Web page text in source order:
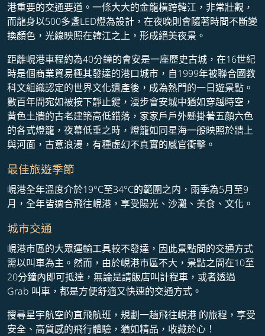
港重要的交通要道。一條大大的金龍橫跨韓江，非常壯觀，
而龍身以500多盞LED燈為設計，在夜晚則會隨著時間不斷變
換顏色，光線映照在韓江之上，形成絕美夜景。
距離峴港車程約為40分鐘的會安是一座歷史古城，在16世紀
時是個商業貿易極其發達的港口城市，自1999年被聯合國教
科文組織認定的世界文化遺產後，成為熱門的一日遊景點。
數百年間宛如被按下靜止鍵，漫步會安城中猶如穿越時空，
黃色土牆的古老建築高低錯落，家家戶戶外懸掛著五顏六色
的各式燈籠，夜幕低垂之時，燈籠如同星海一般映照於牆上
與河面，古意浪漫，有種虛幻不真實的感官衝擊。
最佳旅遊季節
峴港全年溫度介於19°C至34°C的範圍之内，雨季為5月至9
月，全年皆適合飛往峴港，享受陽光、沙灘、美食、文化。
城市交通
峴港市區的大眾運輸工具較不發達，因此景點間的交通方式
需以叫車為主。然而，由於峴港市區不大，景點之間在10至
20分鐘內即可抵達，無論是請飯店叫計程車，或者透過
Grab 叫車，都是方便舒適又快速的交通方式。
搜尋星宇航空的直飛航班，規劃一趟飛往峴港 的旅程，享受
安全、高質感的飛行體驗，猶如精品，收藏於心！